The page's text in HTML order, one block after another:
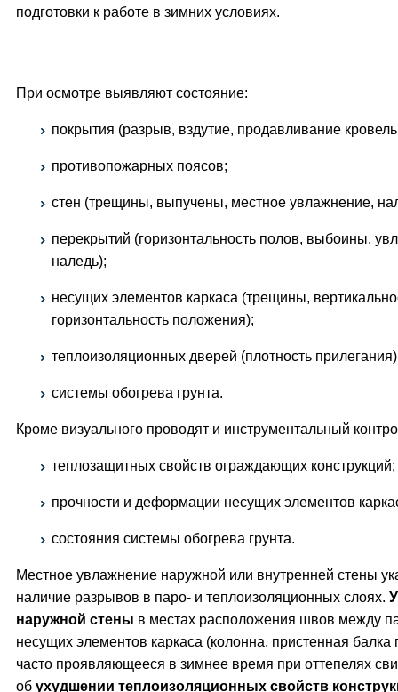
подготовки к работе в зимних условиях.
При осмотре выявляют состояние:
покрытия (разрыв, вздутие, продавливание
противопожарных поясов;
стен (трещины, выпучены, местное увлажнение,
перекрытий (горизонтальность полов, выбоины,
наледь);
несущих элементов каркаса (трещины,
горизонтальность положения);
теплоизоляционных дверей (плотность
системы обогрева грунта.
Кроме визуального проводят и инструментальный
теплозащитных свойств ограждающих конструкций;
прочности и деформации несущих элементов
состояния системы обогрева грунта.
Местное увлажнение наружной или внутренней стены
наличие разрывов в паро- и теплоизоляционных слоях.
наружной стены в местах расположения швов между
несущих элементов каркаса (колонна, пристенная балка
часто проявляющееся в зимнее время при оттепелях
об ухудшении теплоизоляционных свойств